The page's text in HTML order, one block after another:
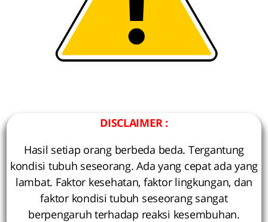
DISCLAIMER :
Hasil setiap orang berbeda beda. Tergantung
kondisi tubuh seseorang. Ada yang cepat ada yang
lambat. Faktor kesehatan, faktor lingkungan, dan
faktor kondisi tubuh seseorang sangat
berpengaruh terhadap reaksi kesembuhan.